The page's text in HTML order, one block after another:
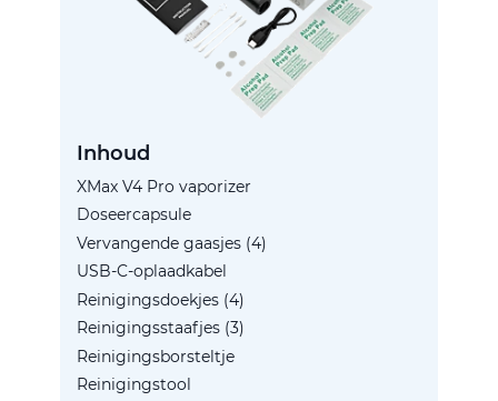
Inhoud
XMax V4 Pro vaporizer
Doseercapsule
Vervangende gaasjes (4)
USB-C-oplaadkabel
Reinigingsdoekjes (4)
Reinigingsstaafjes (3)
Reinigingsborsteltje
Reinigingstool